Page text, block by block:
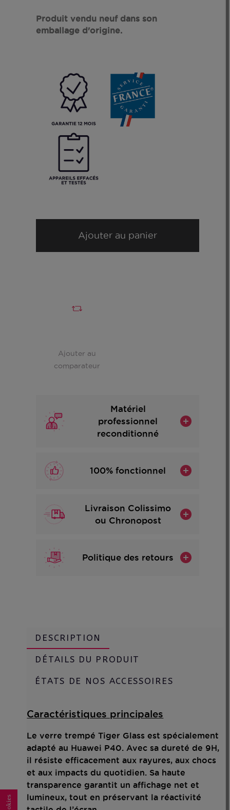
Produit vendu neuf dans son
emballage d'origine.
Ajouter au panier
Ajouter au
comparateur
Matériel
professionnel
reconditionné
100% fonctionnel
Livraison Colissimo
ou Chronopost
Politique des retours
DESCRIPTION
DÉTAILS DU PRODUIT
ÉTATS DE NOS ACCESSOIRES
Caractéristiques principales
Le verre trempé Tiger Glass est spécialement
adapté au Huawei P40. Avec sa dureté de 9H,
il résiste efficacement aux rayures, aux chocs
et aux impacts du quotidien. Sa haute
transparence garantit un affichage net et
lumineux, tout en préservant la réactivité